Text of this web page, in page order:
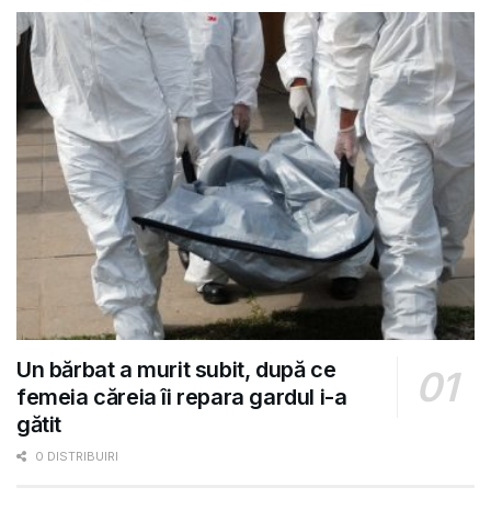
Un bărbat a murit subit, după ce
femeia căreia îi repara gardul i-a
gătit
0 DISTRIBUIRI